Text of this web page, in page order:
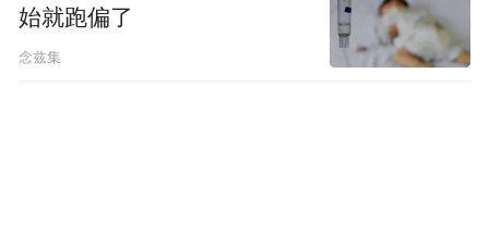
始就跑偏了
念兹集